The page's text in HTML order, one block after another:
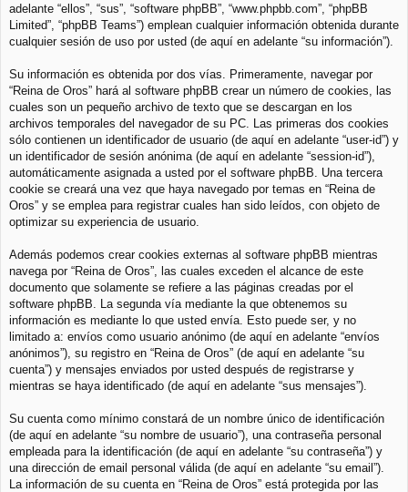
adelante “ellos”, “sus”, “software phpBB”, “www.phpbb.com”, “phpBB
Limited”, “phpBB Teams”) emplean cualquier información obtenida durante
cualquier sesión de uso por usted (de aquí en adelante “su información”).
Su información es obtenida por dos vías. Primeramente, navegar por
“Reina de Oros” hará al software phpBB crear un número de cookies, las
cuales son un pequeño archivo de texto que se descargan en los
archivos temporales del navegador de su PC. Las primeras dos cookies
sólo contienen un identificador de usuario (de aquí en adelante “user-id”) y
un identificador de sesión anónima (de aquí en adelante “session-id”),
automáticamente asignada a usted por el software phpBB. Una tercera
cookie se creará una vez que haya navegado por temas en “Reina de
Oros” y se emplea para registrar cuales han sido leídos, con objeto de
optimizar su experiencia de usuario.
Además podemos crear cookies externas al software phpBB mientras
navega por “Reina de Oros”, las cuales exceden el alcance de este
documento que solamente se refiere a las páginas creadas por el
software phpBB. La segunda vía mediante la que obtenemos su
información es mediante lo que usted envía. Esto puede ser, y no
limitado a: envíos como usuario anónimo (de aquí en adelante “envíos
anónimos”), su registro en “Reina de Oros” (de aquí en adelante “su
cuenta”) y mensajes enviados por usted después de registrarse y
mientras se haya identificado (de aquí en adelante “sus mensajes”).
Su cuenta como mínimo constará de un nombre único de identificación
(de aquí en adelante “su nombre de usuario”), una contraseña personal
empleada para la identificación (de aquí en adelante “su contraseña”) y
una dirección de email personal válida (de aquí en adelante “su email”).
La información de su cuenta en “Reina de Oros” está protegida por las